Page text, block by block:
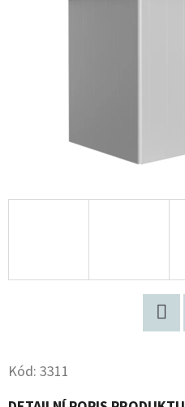
Kód: 3311